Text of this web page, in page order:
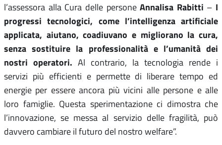
l’assessora alla Cura delle personeAnnalisa Rabitti – I
progressi tecnologici, come l’intelligenza artificiale
applicata, aiutano, coadiuvano e migliorano la cura,
senza sostituire la professionalità e l’umanità dei
nostri operatori. Al contrario, la tecnologia rende i
servizi più efficienti e permette di liberare tempo ed
energie per essere ancora più vicini alle persone e alle
loro famiglie. Questa sperimentazione ci dimostra che
l’innovazione, se messa al servizio delle fragilità, può
davvero cambiare il futuro del nostro welfare”.